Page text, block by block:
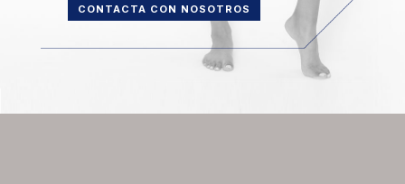
CONTACTA CON NOSOTROS